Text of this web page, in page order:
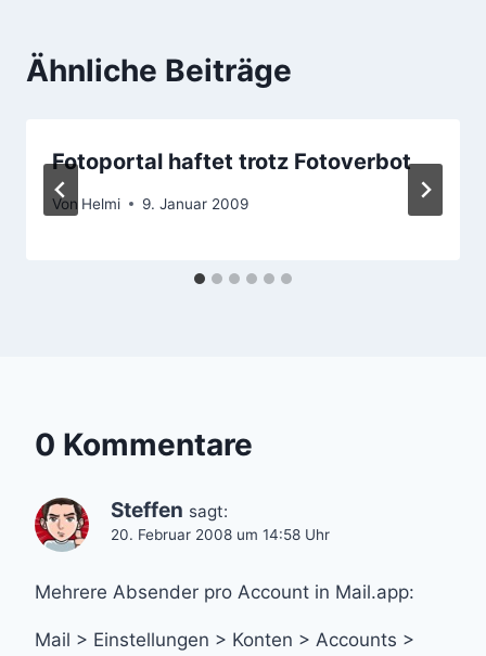
Ähnliche Beiträge
Fotoportal haftet trotz Fotoverbot
Von Helmi 9. Januar 2009
0 Kommentare
Steffen sagt:
20. Februar 2008 um 14:58 Uhr
Mehrere Absender pro Account in Mail.app:
Mail > Einstellungen > Konten > Accounts >